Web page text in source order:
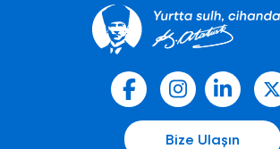
Bize Ulaşın